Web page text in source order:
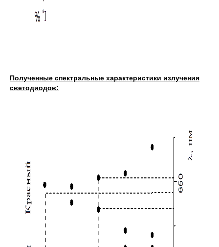
Полученные спектральные характеристики излучения
светодиодов: